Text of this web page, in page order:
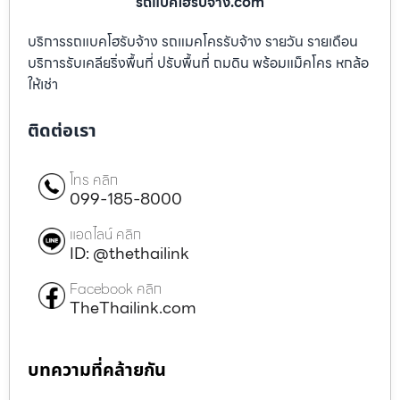
บริการรถแบคโฮรับจ้าง รถแมคโครรับจ้าง รายวัน รายเดือน
บริการรับเคลียริ่งพื้นที่ ปรับพื้นที่ ถมดิน พร้อมแม็คโคร หกล้อ
ให้เช่า
ติดต่อเรา
โทร คลิก
099-185-8000
แอดไลน์ คลิก
ID: @thethailink
Facebook คลิก
TheThailink.com
บทความที่คล้ายกัน